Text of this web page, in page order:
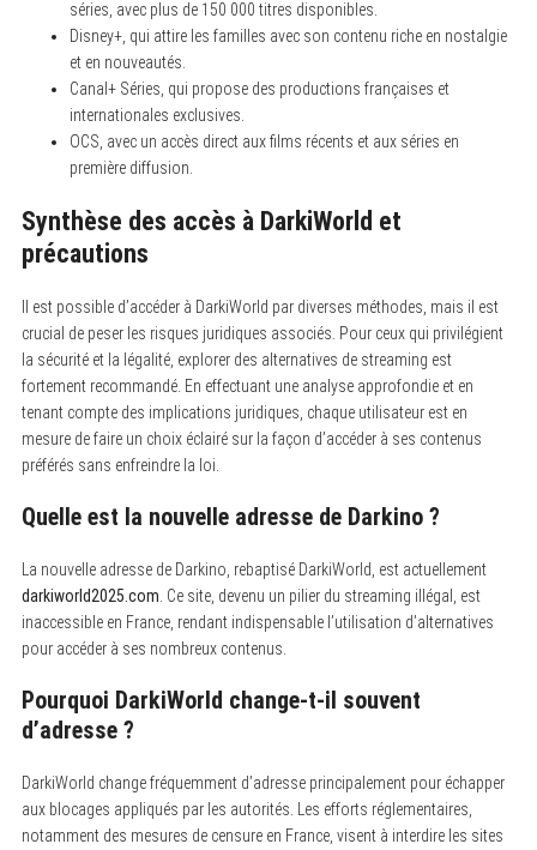
séries, avec plus de 150 000 titres disponibles.
Disney+, qui attire les familles avec son contenu riche en nostalgie
et en nouveautés.
Canal+ Séries, qui propose des productions françaises et
internationales exclusives.
OCS, avec un accès direct aux films récents et aux séries en
première diffusion.
Synthèse des accès à DarkiWorld et
précautions
Il est possible d’accéder à DarkiWorld par diverses méthodes, mais il est
crucial de peser les risques juridiques associés. Pour ceux qui privilégient
la sécurité et la légalité, explorer des alternatives de streaming est
fortement recommandé. En effectuant une analyse approfondie et en
tenant compte des implications juridiques, chaque utilisateur est en
mesure de faire un choix éclairé sur la façon d’accéder à ses contenus
préférés sans enfreindre la loi.
Quelle est la nouvelle adresse de Darkino ?
La nouvelle adresse de Darkino, rebaptisé DarkiWorld, est actuellement
darkiworld2025.com . Ce site, devenu un pilier du streaming illégal, est
inaccessible en France, rendant indispensable l’utilisation d’alternatives
pour accéder à ses nombreux contenus.
Pourquoi DarkiWorld change-t-il souvent
d’adresse ?
DarkiWorld change fréquemment d’adresse principalement pour échapper
aux blocages appliqués par les autorités. Les efforts réglementaires,
notamment des mesures de censure en France, visent à interdire les sites